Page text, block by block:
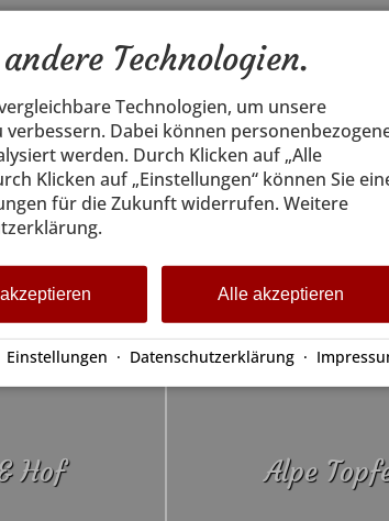
Hof Alpe
Technologien.
Technologien, um unsere
Dabei können
werden. Durch Klicken auf „Alle
Klicken auf „Einstellungen“ können Sie
für die Zukunft widerrufen. Weitere
Alle akzeptieren
Einstellungen · Datenschutzerklärung ·